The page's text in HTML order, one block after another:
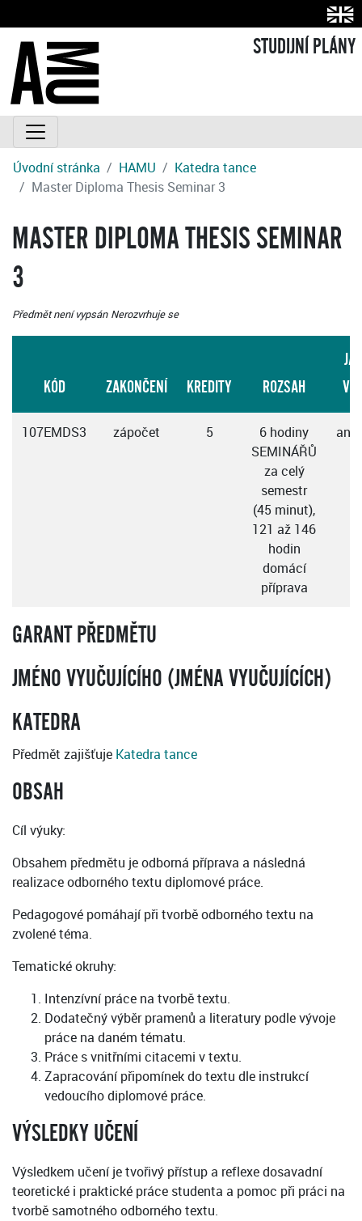
STUDIJNÍ PLÁNY
Úvodní stránka HAMU
Katedra tance
Master Diploma Thesis Seminar 3
MASTER DIPLOMA THESIS SEMINAR
3
Předmět není vypsán Nerozvrhuje se
KÓD ZAKONČENÍ KREDITY ROZSAH
107EMDS3 zápočet 5
6 hodiny
SEMINÁŘŮ
za celý
semestr
(45 minut),
121 až 146
hodin
domácí
příprava
GARANT PŘEDMĚTU
JMÉNO VYUČUJÍCÍHO (JMÉNA VYUČUJÍCÍCH)
KATEDRA
Předmět zajišťuje Katedra tance
OBSAH
Cíl výuky:
Obsahem předmětu je odborná příprava a následná
realizace odborného textu diplomové práce.
Pedagogové pomáhají při tvorbě odborného textu na
zvolené téma.
Tematické okruhy:
Intenzívní práce na tvorbě textu.
Dodatečný výběr pramenů a literatury podle vývoje
práce na daném tématu.
Práce s vnitřními citacemi v textu.
Zapracování připomínek do textu dle instrukcí
vedoucího diplomové práce.
VÝSLEDKY UČENÍ
Výsledkem učení je tvořivý přístup a reflexe dosavadní
teoretické i praktické práce studenta a pomoc při práci na
tvorbě samotného odborného textu.